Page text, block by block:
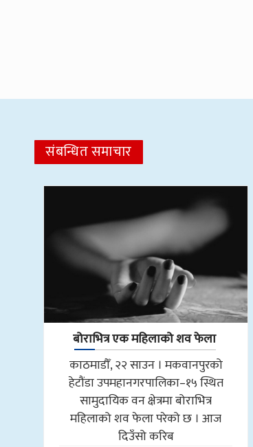
संबन्धित समाचार
बोराभित्र एक महिलाको शव फेला
काठमाडौँ, २२ साउन । मकवानपुरको
हेटौंडा उपमहानगरपालिका–१५ स्थित
सामुदायिक वन क्षेत्रमा बोराभित्र
महिलाको शव फेला परेको छ । आज
दिउँसो करिब